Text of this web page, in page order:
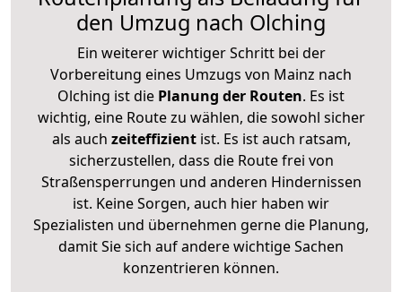
den Umzug nach Olching
Ein weiterer wichtiger Schritt bei der
Vorbereitung eines Umzugs von Mainz nach
Olching ist die Planung der Routen. Es ist
wichtig, eine Route zu wählen, die sowohl sicher
als auch zeiteffizientist. Es ist auch ratsam,
sicherzustellen, dass die Route frei von
Straßensperrungen und anderen Hindernissen
ist. Keine Sorgen, auch hier haben wir
Spezialisten und übernehmen gerne die Planung,
damit Sie sich auf andere wichtige Sachen
konzentrieren können.